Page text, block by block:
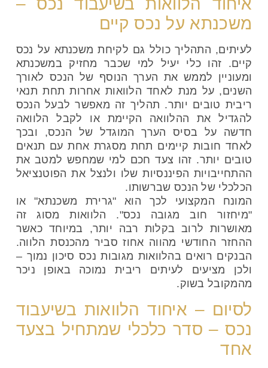
איחוד הלוואות בשיעבוד נכס –
משכנתא על נכס קיים
לעיתים, התהליך כולל גם לקיחת משכנתא על נכס
קיים. זהו כלי יעיל למי שכבר מחזיק במשכנתא
ומעוניין לממש את הערך הנוסף של הנכס לאורך
השנים, על מנת לאחד הלוואות אחרות תחת תנאי
ריבית טובים יותר. תהליך זה מאפשר לבעל הנכס
להגדיל את ההלוואה הקיימת או לקבל הלוואה
חדשה על בסיס הערך המוגדל של הנכס, ובכך
לאחד חובות קיימים תחת מסגרת אחת עם תנאים
טובים יותר. זהו צעד חכם למי שמחפש למטב את
ההתחייבויות הפיננסיות שלו ולנצל את הפוטנציאל
הכלכלי של הנכס שברשותו.
המונח המקצועי לכך הוא "גרירת משכנתא" או
"מיחזור חוב מגובה נכס". הלוואות מסוג זה
מאושרות לרוב בקלות רבה יותר, במיוחד כאשר
ההחזר החודשי מהווה אחוז סביר מהכנסת הלווה.
הבנקים רואים בהלוואות מגובות נכס סיכון נמוך –
ולכן מציעים לעיתים ריבית נמוכה באופן ניכר
מהמקובל בשוק.
לסיום – איחוד הלוואות בשיעבוד
נכס – סדר כלכלי שמתחיל בצעד
אחד